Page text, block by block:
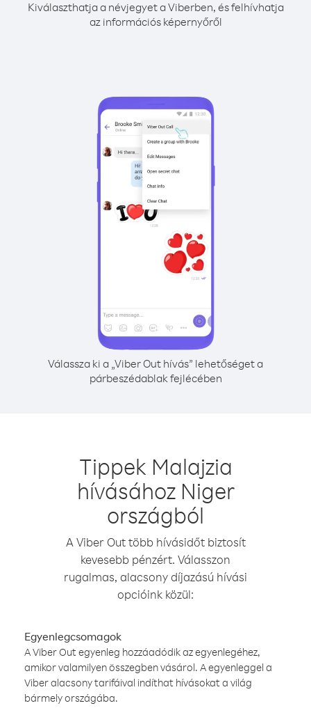
Kiválaszthatja a névjegyet a Viberben, és felhívhatja
az információs képernyőről
Válassza ki a „Viber Out hívás” lehetőséget a
párbeszédablak fejlécében
Tippek Malajzia
hívásához Niger
országból
A Viber Out több hívásidőt biztosít
kevesebb pénzért. Válasszon
rugalmas, alacsony díjazású hívási
opcióink közül:
Egyenlegcsomagok
A Viber Out egyenleg hozzáadódik az egyenlegéhez,
amikor valamilyen összegben vásárol. A egyenleggel a
Viber alacsony tarifáival indíthat hívásokat a világ
bármely országába.